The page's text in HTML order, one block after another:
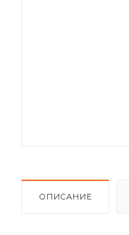
ОПИСАНИЕ